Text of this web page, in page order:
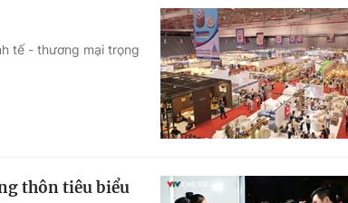
tế - thương mại trọng
thôn tiêu biểu